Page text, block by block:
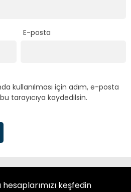
E-posta
kullanılması için adım, e-posta
tarayıcıya kaydedilsin.
keşfedin